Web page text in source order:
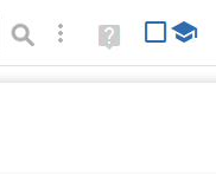
Búsqueda avanzada
Ayuda
(en